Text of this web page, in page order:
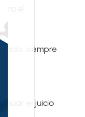
el
siempre
el juicio